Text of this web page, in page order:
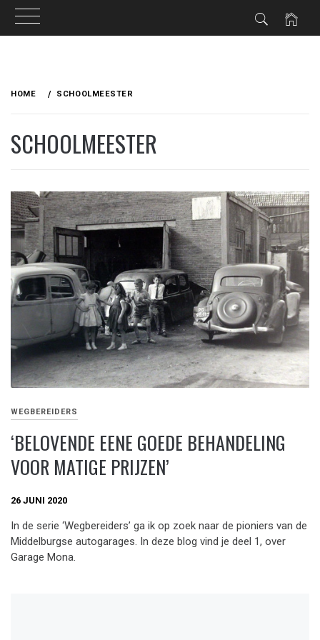
HOME SCHOOLMEESTER
SCHOOLMEESTER
WEGBEREIDERS
‘BELOVENDE EENE GOEDE BEHANDELING
VOOR MATIGE PRIJZEN’
26 JUNI 2020
In de serie ‘Wegbereiders’ ga ik op zoek naar de pioniers van de
Middelburgse autogarages. In deze blog vind je deel 1, over
Garage Mona.